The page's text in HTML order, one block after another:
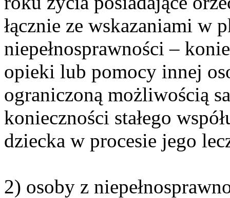
łącznie ze wskazaniami w
niepełnosprawności –
opieki lub pomocy innej
ograniczoną możliwością
konieczności stałego
dziecka w procesie jego
2) osoby z